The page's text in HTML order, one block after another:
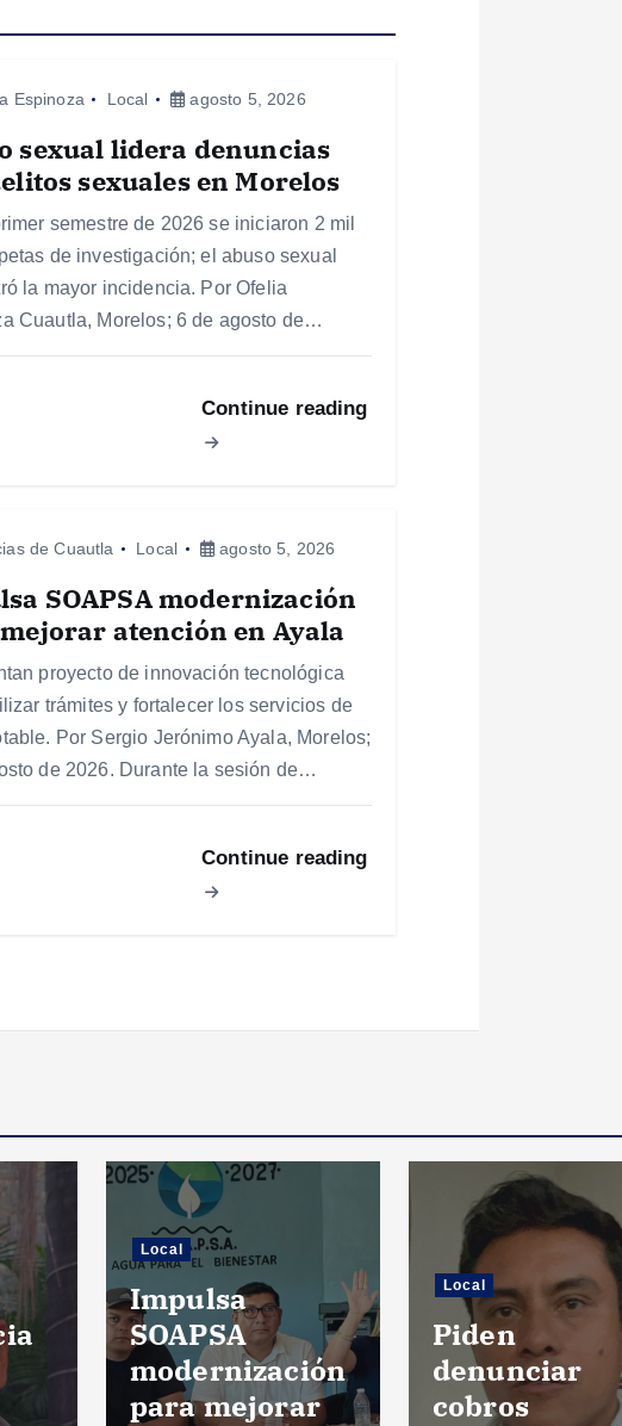
Espinoza Local agosto 5, 2026
sexual lidera denuncias
sexuales en Morelos
semestre de 2026 se iniciaron 2 mil
de investigación; el abuso sexual
la mayor incidencia. Por Ofelia
Cuautla, Morelos; 6 de agosto de…
Continue reading
de Cuautla Local agosto 5, 2026
SOAPSA modernización
atención en Ayala
proyecto de innovación tecnológica
trámites y fortalecer los servicios de
Por Sergio Jerónimo Ayala, Morelos;
de 2026. Durante la sesión de…
Continue reading
Local
Impulsa
SOAPSA
modernización
para mejorar
Local
Piden
denunciar
cobros